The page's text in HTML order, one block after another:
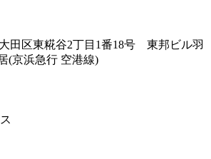
田区東糀谷2丁目1番18号 東邦ビル羽
(京浜急行 空港線)